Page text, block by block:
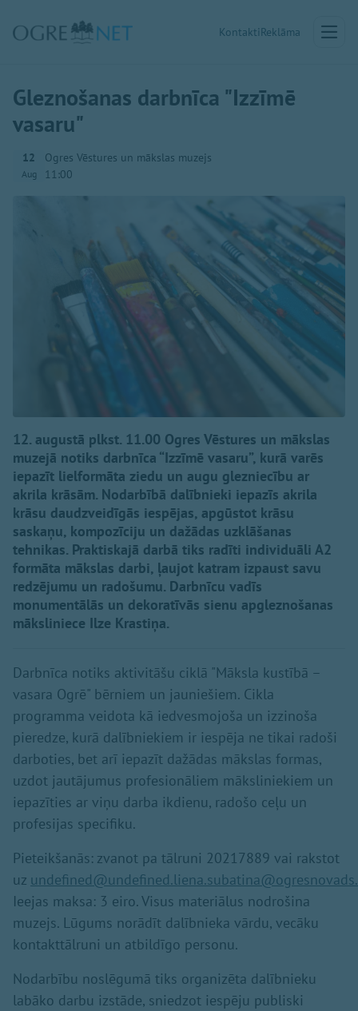
KontaktiReklāma
Gleznošanas darbnīca "Izzīmē
vasaru"
12
Aug
Ogres Vēstures un mākslas muzejs
11:00
12. augustā plkst. 11.00 Ogres Vēstures un mākslas
muzejā notiks darbnīca “Izzīmē vasaru”, kurā varēs
iepazīt lielformāta ziedu un augu glezniecību ar
akrila krāsām. Nodarbībā dalībnieki iepazīs akrila
krāsu daudzveidīgās iespējas, apgūstot krāsu
saskaņu, kompozīciju un dažādas uzklāšanas
tehnikas. Praktiskajā darbā tiks radīti individuāli A2
formāta mākslas darbi, ļaujot katram izpaust savu
redzējumu un radošumu. Darbnīcu vadīs
monumentālās un dekoratīvās sienu apgleznošanas
māksliniece Ilze Krastiņa.
Darbnīca notiks aktivitāšu ciklā "Māksla kustībā –
vasara Ogrē" bērniem un jauniešiem. Cikla
programma veidota kā iedvesmojoša un izzinoša
pieredze, kurā dalībniekiem ir iespēja ne tikai radoši
darboties, bet arī iepazīt dažādas mākslas formas,
uzdot jautājumus profesionāliem māksliniekiem un
iepazīties ar viņu darba ikdienu, radošo ceļu un
profesijas specifiku.
Pieteikšanās: zvanot pa tālruni 20217889 vai rakstot
uz undefined@undefined.
Ieejas maksa: 3 eiro. Visus materiālus nodrošina
muzejs. Lūgums norādīt dalībnieka vārdu, vecāku
kontakttālruni un atbildīgo personu.
Nodarbību noslēgumā tiks organizēta dalībnieku
labāko darbu izstāde, sniedzot iespēju publiski